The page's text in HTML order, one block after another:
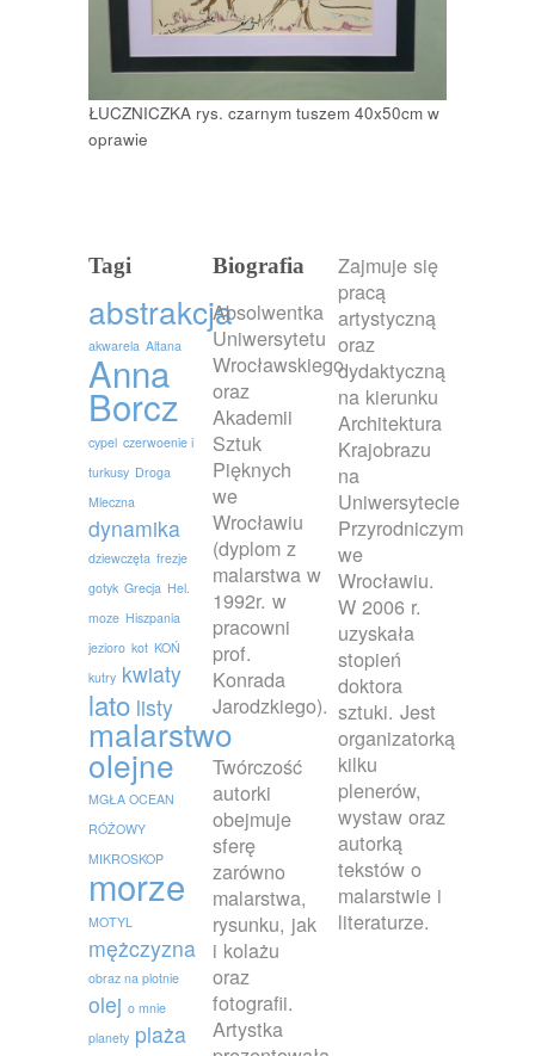
ŁUCZNICZKA rys. czarnym tuszem 40x50cm w
oprawie
Tagi
abstrakcja
akwarela Altana
Anna
Borcz
cypel czerwoenie i
turkusy Droga
Mleczna
dynamika
dziewczęta frezje
gotyk Grecja Hel.
moze Hiszpania
jezioro kot KOŃ
kutry kwiaty
lato listy
malarstwo
olejne
MGŁA OCEAN
RÓŻOWY
MIKROSKOP
morze
MOTYL
mężczyzna
obraz na plotnie
olej o mnie
planety plaża
Biografia
Absolwentka
Uniwersytetu
Wrocławskiego
oraz
Akademii
Sztuk
Pięknych
we
Wrocławiu
(dyplom z
malarstwa w
1992r. w
pracowni
prof.
Konrada
Jarodzkiego).
Twórczość
autorki
obejmuje
sferę
zarówno
malarstwa,
rysunku, jak
i kolażu
oraz
fotografii.
Artystka
Zajmuje się
pracą
artystyczną
oraz
dydaktyczną
na kierunku
Architektura
Krajobrazu
na
Uniwersytecie
Przyrodniczym
we
Wrocławiu.
W 2006 r.
uzyskała
stopień
doktora
sztuki. Jest
organizatorką
kilku
plenerów,
wystaw oraz
autorką
tekstów o
malarstwie i
literaturze.